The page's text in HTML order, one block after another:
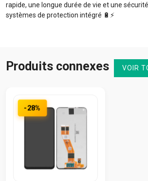
rapide, une longue durée de vie et une
systèmes de protection intégré 🔋⚡️
Produits connexes VOIR
-28%